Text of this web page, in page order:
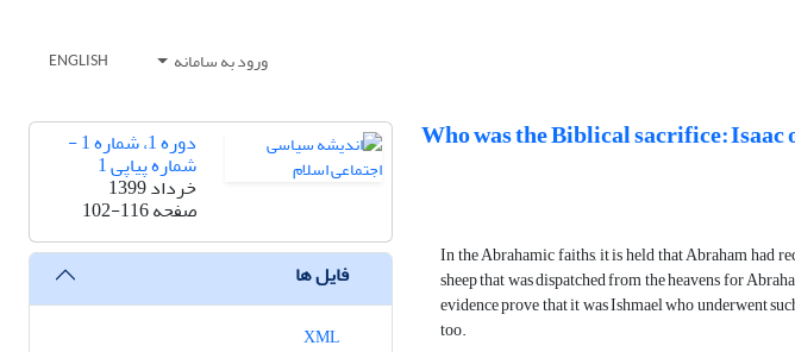
ورود به سامانه ENGLISH
Who was the Biblical sacrifice:
In the Abrahamic faiths, it is held that Abraham had
sheep that was dispatched from the heavens for
evidence prove that it was Ishmael who underwent
too.
دوره 1، شماره 1 -
شماره پیاپی 1
خرداد 1399
صفحه102-116
فایل ها